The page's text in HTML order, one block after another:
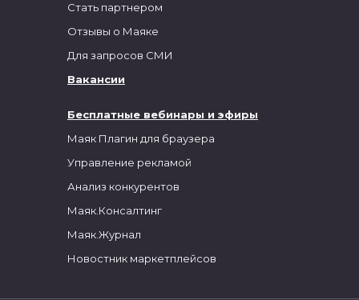
Бесплатные вебинары и эфиры
Маяк Плагин для браузера
Управление рекламой
Анализ конкурентов
Маяк.Консалтинг
Маяк.Журнал
Новостник маркетплейсов
Стать партнером
Отзывы о Маяке
Для запросов СМИ
Вакансии